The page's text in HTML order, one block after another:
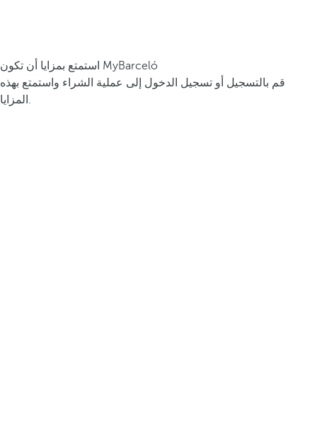
استمتع بمزايا أن تكون MyBarceló
قم بالتسجيل أو تسجيل الدخول إلى عملية الشراء واستمتع بهذه
المزايا.